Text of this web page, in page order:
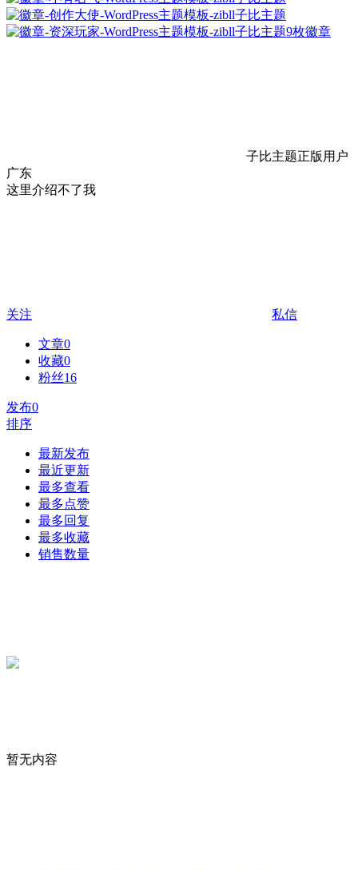
9枚徽章
子比主题正版用户
广东
这里介绍不了我
关注 私信
文章0
收藏0
粉丝16
发布0
排序
最新发布
最近更新
最多查看
最多点赞
最多回复
最多收藏
销售数量
暂无内容